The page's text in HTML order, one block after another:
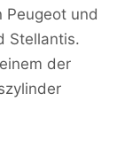
Peugeot und
Stellantis.
der